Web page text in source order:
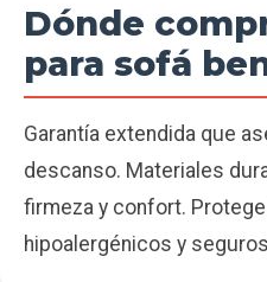
Dónde
para sofá
Garantía extendida que
descanso. Materiales
firmeza y confort.
hipoalergénicos y